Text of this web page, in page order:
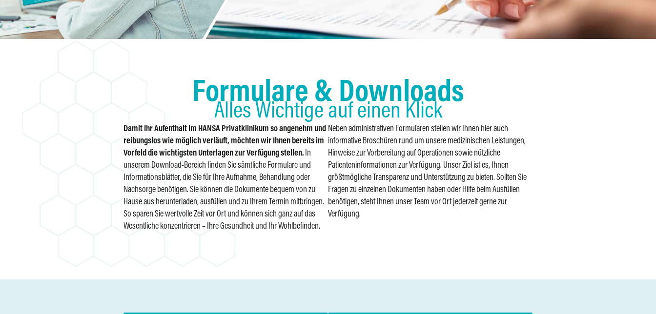
Formulare & Downloads
Alles Wichtige auf einen Klick
Damit Ihr Aufenthalt im HANSA Privatklinikum so angenehm und
reibungslos wie möglich verläuft, möchten wir Ihnen bereits im
Vorfeld die wichtigsten Unterlagen zur Verfügung stellen.In
unserem Download-Bereich finden Sie sämtliche Formulare und
Informationsblätter, die Sie für Ihre Aufnahme, Behandlung oder
Nachsorge benötigen. Sie können die Dokumente bequem von zu
Hause aus herunterladen, ausfüllen und zu Ihrem Termin mitbringen.
So sparen Sie wertvolle Zeit vor Ort und können sich ganz auf das
Wesentliche konzentrieren – Ihre Gesundheit und Ihr Wohlbefinden.
Neben administrativen Formularen stellen wir Ihnen hier auch
informative Broschüren rund um unsere medizinischen Leistungen,
Hinweise zur Vorbereitung auf Operationen sowie nützliche
Patienteninformationen zur Verfügung. Unser Ziel ist es, Ihnen
größtmögliche Transparenz und Unterstützung zu bieten. Sollten Sie
Fragen zu einzelnen Dokumenten haben oder Hilfe beim Ausfüllen
benötigen, steht Ihnen unser Team vor Ort jederzeit gerne zur
Verfügung.